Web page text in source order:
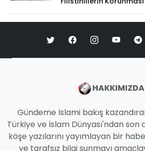
HAKKIMIZDA
Gündeme İslami bakış
Türkiye ve İslam Dünyası'ndan
köşe yazılarını yayımlayan bir
ve tarafsız bilgi sunmayı